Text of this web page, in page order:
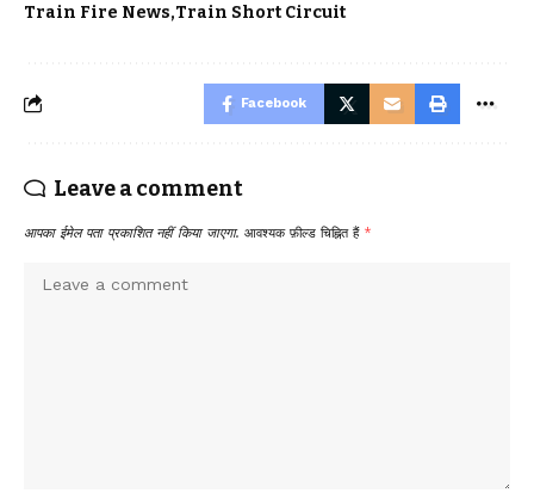
Train Fire News Train Short Circuit
Facebook
Leave a comment
आपका ईमेल पता प्रकाशित नहीं किया जाएगा. आवश्यक फ़ील्ड चिह्नित हैं *